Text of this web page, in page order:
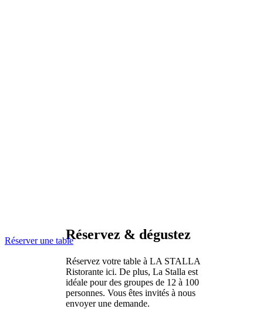
Réservez & dégustez
Réservez votre table à LA STALLA
Ristorante ici. De plus, La Stalla est
idéale pour des groupes de 12 à 100
personnes. Vous êtes invités à nous
envoyer une demande.
Réserver une table